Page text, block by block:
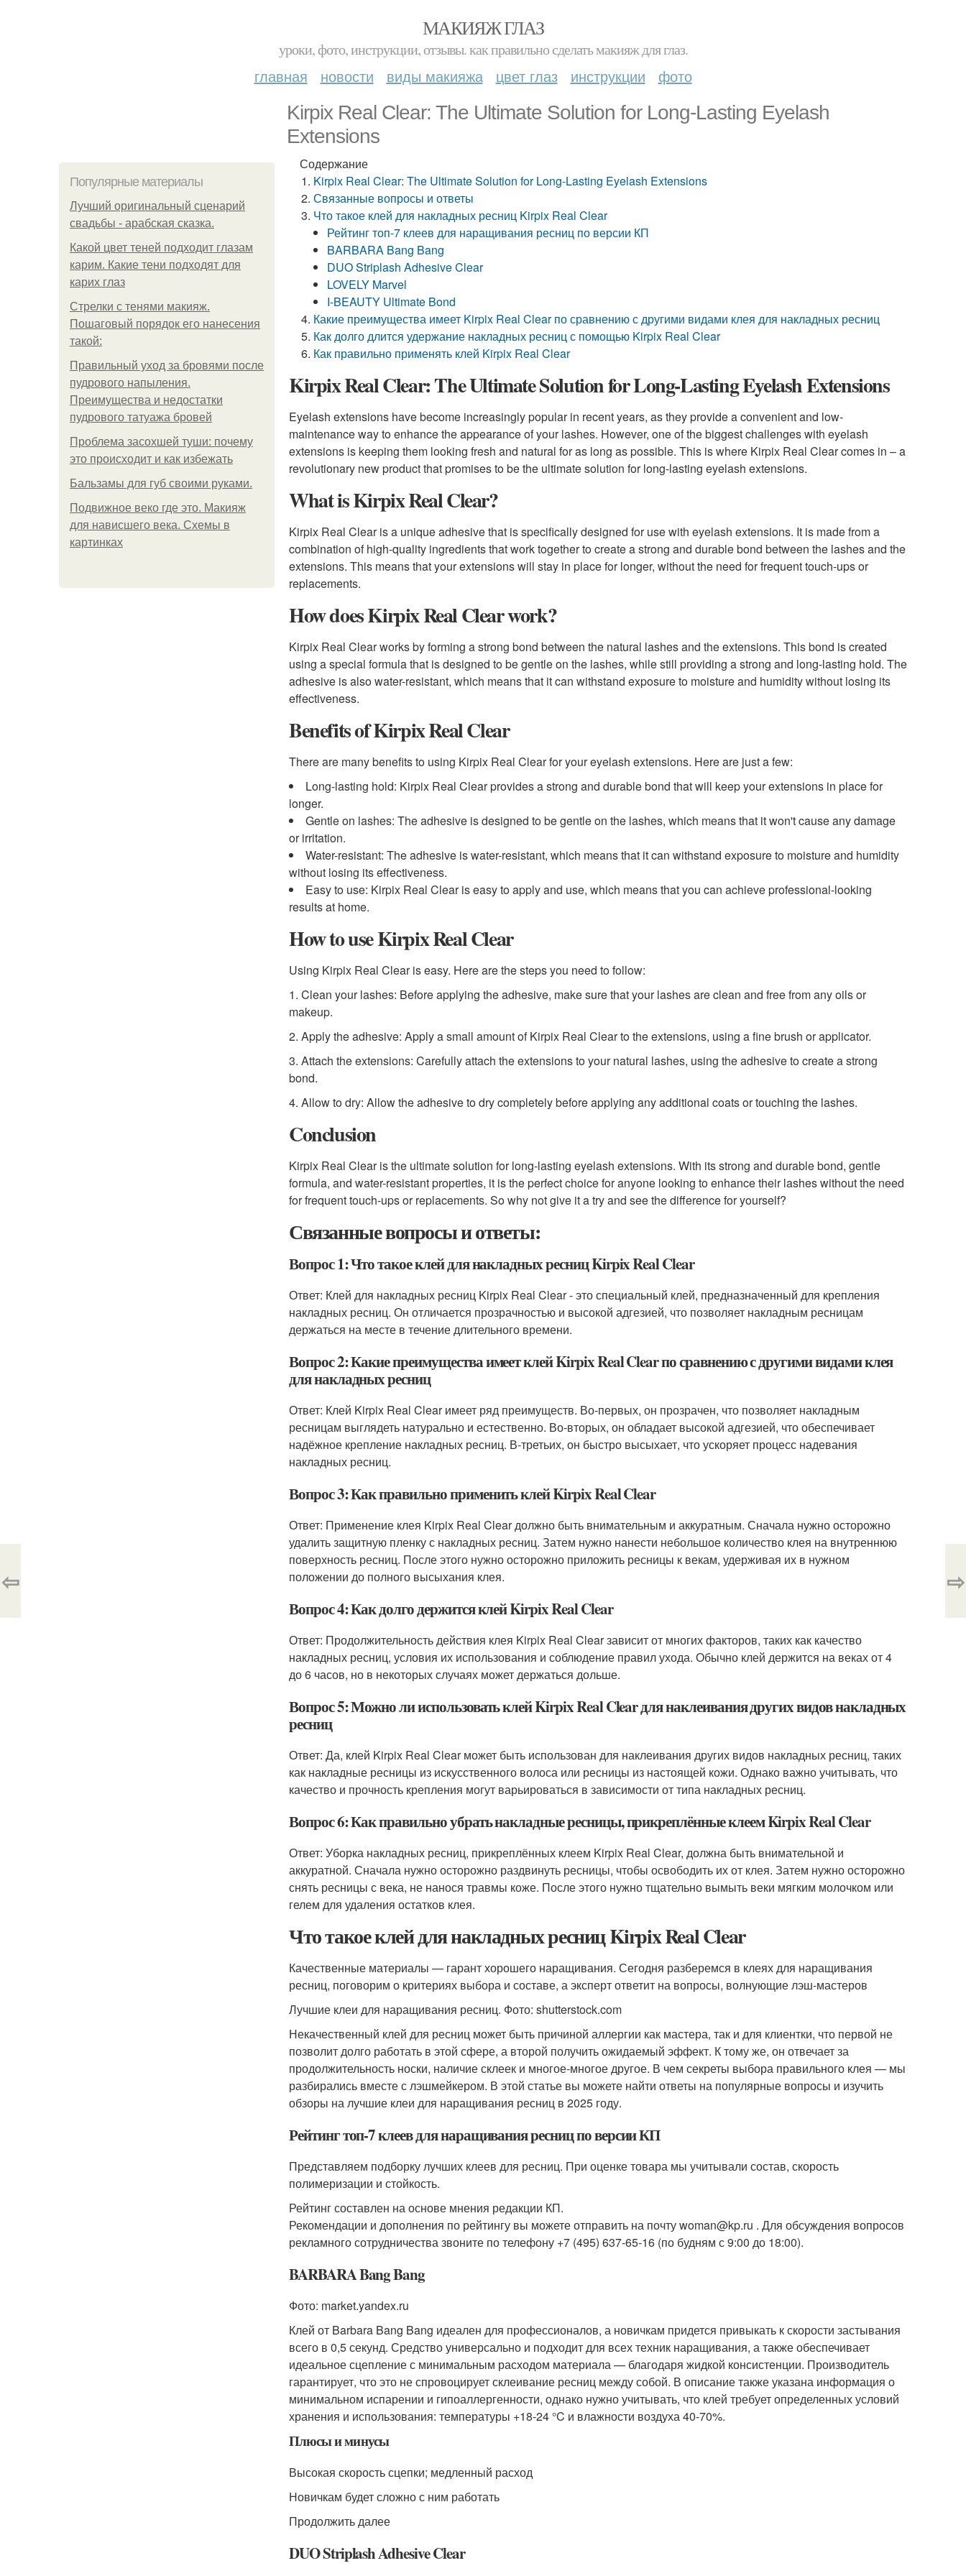
МАКИЯЖ ГЛАЗ
уроки, фото, инструкции, отзывы. как правильно сделать макияж для глаз.
главная новости виды макияжа цвет глаз инструкции фото
Kirpix Real Clear: The Ultimate Solution for Long-Lasting Eyelash
Extensions
Популярные материалы
Лучший оригинальный сценарий
свадьбы - арабская сказка.
Какой цвет теней подходит глазам
карим. Какие тени подходят для
карих глаз
Стрелки с тенями макияж.
Пошаговый порядок его нанесения
такой:
Правильный уход за бровями после
пудрового напыления.
Преимущества и недостатки
пудрового татуажа бровей
Проблема засохшей туши: почему
это происходит и как избежать
Бальзамы для губ своими руками.
Подвижное веко где это. Макияж
для нависшего века. Схемы в
картинках
Содержание
Kirpix Real Clear: The Ultimate Solution for Long-Lasting Eyelash Extensions
Связанные вопросы и ответы
Что такое клей для накладных ресниц Kirpix Real Clear
Рейтинг топ-7 клеев для наращивания ресниц по версии КП
BARBARA Bang Bang
DUO Striplash Adhesive Clear
LOVELY Marvel
I-BEAUTY Ultimate Bond
Какие преимущества имеет Kirpix Real Clear по сравнению с другими видами клея для накладных ресниц
Как долго длится удержание накладных ресниц с помощью Kirpix Real Clear
Как правильно применять клей Kirpix Real Clear
Kirpix Real Clear: The Ultimate Solution for Long-Lasting Eyelash Extensions
Eyelash extensions have become increasingly popular in recent years, as they provide a convenient and low-
maintenance way to enhance the appearance of your lashes. However, one of the biggest challenges with eyelash
extensions is keeping them looking fresh and natural for as long as possible. This is where Kirpix Real Clear comes in – a
revolutionary new product that promises to be the ultimate solution for long-lasting eyelash extensions.
What is Kirpix Real Clear?
Kirpix Real Clear is a unique adhesive that is specifically designed for use with eyelash extensions. It is made from a
combination of high-quality ingredients that work together to create a strong and durable bond between the lashes and the
extensions. This means that your extensions will stay in place for longer, without the need for frequent touch-ups or
replacements.
How does Kirpix Real Clear work?
Kirpix Real Clear works by forming a strong bond between the natural lashes and the extensions. This bond is created
using a special formula that is designed to be gentle on the lashes, while still providing a strong and long-lasting hold. The
adhesive is also water-resistant, which means that it can withstand exposure to moisture and humidity without losing its
effectiveness.
Benefits of Kirpix Real Clear
There are many benefits to using Kirpix Real Clear for your eyelash extensions. Here are just a few:
Long-lasting hold: Kirpix Real Clear provides a strong and durable bond that will keep your extensions in place for
longer.
Gentle on lashes: The adhesive is designed to be gentle on the lashes, which means that it won't cause any damage
or irritation.
Water-resistant: The adhesive is water-resistant, which means that it can withstand exposure to moisture and humidity
without losing its effectiveness.
Easy to use: Kirpix Real Clear is easy to apply and use, which means that you can achieve professional-looking
results at home.
How to use Kirpix Real Clear
Using Kirpix Real Clear is easy. Here are the steps you need to follow:
1. Clean your lashes: Before applying the adhesive, make sure that your lashes are clean and free from any oils or
makeup.
2. Apply the adhesive: Apply a small amount of Kirpix Real Clear to the extensions, using a fine brush or applicator.
3. Attach the extensions: Carefully attach the extensions to your natural lashes, using the adhesive to create a strong
bond.
4. Allow to dry: Allow the adhesive to dry completely before applying any additional coats or touching the lashes.
Conclusion
Kirpix Real Clear is the ultimate solution for long-lasting eyelash extensions. With its strong and durable bond, gentle
formula, and water-resistant properties, it is the perfect choice for anyone looking to enhance their lashes without the need
for frequent touch-ups or replacements. So why not give it a try and see the difference for yourself?
Связанные вопросы и ответы:
Вопрос 1: Что такое клей для накладных ресниц Kirpix Real Clear
Ответ: Клей для накладных ресниц Kirpix Real Clear - это специальный клей, предназначенный для крепления
накладных ресниц. Он отличается прозрачностью и высокой адгезией, что позволяет накладным ресницам
держаться на месте в течение длительного времени.
Вопрос 2: Какие преимущества имеет клей Kirpix Real Clear по сравнению с другими видами клея
для накладных ресниц
Ответ: Клей Kirpix Real Clear имеет ряд преимуществ. Во-первых, он прозрачен, что позволяет накладным
ресницам выглядеть натурально и естественно. Во-вторых, он обладает высокой адгезией, что обеспечивает
надёжное крепление накладных ресниц. В-третьих, он быстро высыхает, что ускоряет процесс надевания
накладных ресниц.
Вопрос 3: Как правильно применить клей Kirpix Real Clear
Ответ: Применение клея Kirpix Real Clear должно быть внимательным и аккуратным. Сначала нужно осторожно
удалить защитную пленку с накладных ресниц. Затем нужно нанести небольшое количество клея на внутреннюю
поверхность ресниц. После этого нужно осторожно приложить ресницы к векам, удерживая их в нужном
положении до полного высыхания клея.
Вопрос 4: Как долго держится клей Kirpix Real Clear
Ответ: Продолжительность действия клея Kirpix Real Clear зависит от многих факторов, таких как качество
накладных ресниц, условия их использования и соблюдение правил ухода. Обычно клей держится на веках от 4
до 6 часов, но в некоторых случаях может держаться дольше.
Вопрос 5: Можно ли использовать клей Kirpix Real Clear для наклеивания других видов накладных
ресниц
Ответ: Да, клей Kirpix Real Clear может быть использован для наклеивания других видов накладных ресниц, таких
как накладные ресницы из искусственного волоса или ресницы из настоящей кожи. Однако важно учитывать, что
качество и прочность крепления могут варьироваться в зависимости от типа накладных ресниц.
Вопрос 6: Как правильно убрать накладные ресницы, прикреплённые клеем Kirpix Real Clear
Ответ: Уборка накладных ресниц, прикреплённых клеем Kirpix Real Clear, должна быть внимательной и
аккуратной. Сначала нужно осторожно раздвинуть ресницы, чтобы освободить их от клея. Затем нужно осторожно
снять ресницы с века, не нанося травмы коже. После этого нужно тщательно вымыть веки мягким молочком или
гелем для удаления остатков клея.
Что такое клей для накладных ресниц Kirpix Real Clear
Качественные материалы — гарант хорошего наращивания. Сегодня разберемся в клеях для наращивания
ресниц, поговорим о критериях выбора и составе, а эксперт ответит на вопросы, волнующие лэш-мастеров
Лучшие клеи для наращивания ресниц. Фото: shutterstock.com
Некачественный клей для ресниц может быть причиной аллергии как мастера, так и для клиентки, что первой не
позволит долго работать в этой сфере, а второй получить ожидаемый эффект. К тому же, он отвечает за
продолжительность носки, наличие склеек и многое-многое другое. В чем секреты выбора правильного клея — мы
разбирались вместе с лэшмейкером. В этой статье вы можете найти ответы на популярные вопросы и изучить
обзоры на лучшие клеи для наращивания ресниц в 2025 году.
Рейтинг топ-7 клеев для наращивания ресниц по версии КП
Представляем подборку лучших клеев для ресниц. При оценке товара мы учитывали состав, скорость
полимеризации и стойкость.
Рейтинг составлен на основе мнения редакции КП.
Рекомендации и дополнения по рейтингу вы можете отправить на почту woman@kp.ru . Для обсуждения вопросов
рекламного сотрудничества звоните по телефону +7 (495) 637-65-16 (по будням с 9:00 до 18:00).
BARBARA Bang Bang
Фото: market.yandex.ru
Клей от Barbara Bang Bang идеален для профессионалов, а новичкам придется привыкать к скорости застывания
всего в 0,5 секунд. Средство универсально и подходит для всех техник наращивания, а также обеспечивает
идеальное сцепление с минимальным расходом материала — благодаря жидкой консистенции. Производитель
гарантирует, что это не спровоцирует склеивание ресниц между собой. В описание также указана информация о
минимальном испарении и гипоаллергенности, однако нужно учитывать, что клей требует определенных условий
хранения и использования: температуры +18-24 °C и влажности воздуха 40-70%.
Плюсы и минусы
Высокая скорость сцепки; медленный расход
Новичкам будет сложно с ним работать
Продолжить далее
DUO Striplash Adhesive Clear
⇦ ⇨